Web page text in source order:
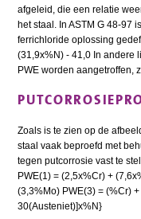
afgeleid, die een relatie
het staal. In ASTM G 48-97
ferrichloride oplossing
(31,9x%N) - 41,0 In andere
PWE worden aangetroffen,
Zoals is te zien op de
staal vaak beproefd met
tegen putcorrosie vast te
PWE(1) = (2,5x%Cr) +
(3,3%Mo) PWE(3) = (%Cr)
30(Austeniet)]x%N}